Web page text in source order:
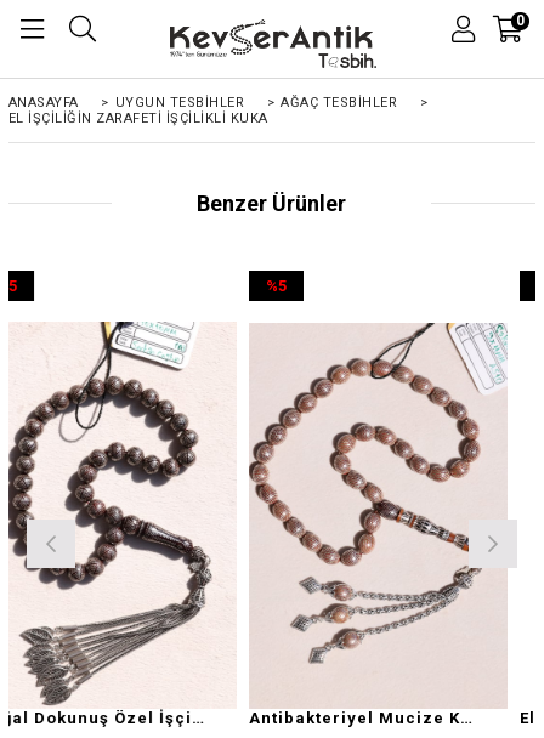
0
ANASAYFA > UYGUN TESBİHLER > AĞAÇ TESBİHLER
>
EL İŞÇILIĞIN ZARAFETI İŞÇILIKLI KUKA
Benzer Ürünler
Doğal Dokunuş Özel İşçilikli Kuka
Antibakteriyel Mucize Kuka Tesbih
%5İndirim
%5İndirim